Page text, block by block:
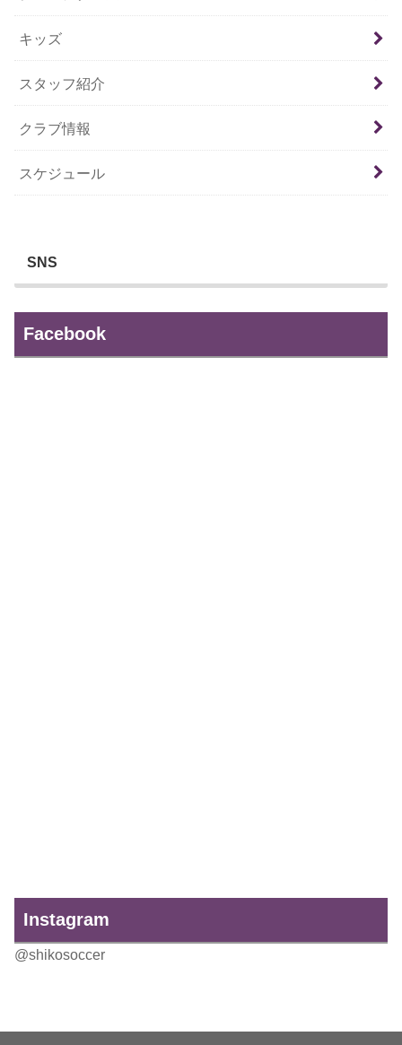
キッズ
スタッフ紹介
クラブ情報
スケジュール
SNS
Facebook
Instagram
@shikosoccer